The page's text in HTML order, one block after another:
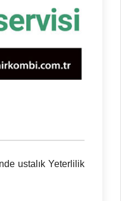
ustalık Yeterlilik